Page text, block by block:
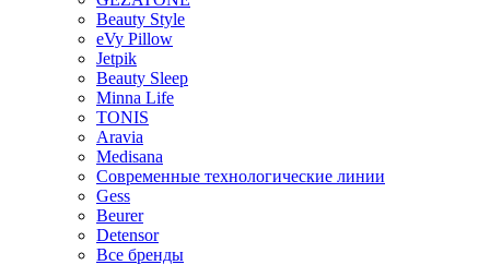
Beauty Style
eVy Pillow
Jetpik
Beauty Sleep
Minna Life
TONIS
Aravia
Medisana
Современные технологические линии
Gess
Beurer
Detensor
Все бренды